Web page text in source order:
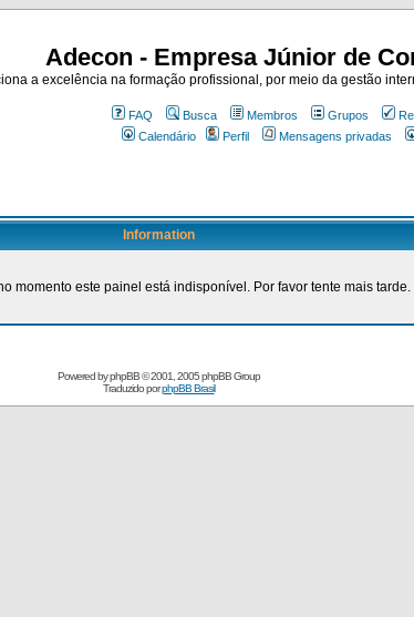
Adecon - Empresa Júnior de
a excelência na formação profissional, por meio da gestão
FAQ Busca Membros Grupos
Calendário
Perfil Mensagens privadas
Information
momento este painel está indisponível. Por favor tente mais tarde.
Powered byphpBB© 2001, 2005 phpBB Group
Traduzido porphpBB Brasil